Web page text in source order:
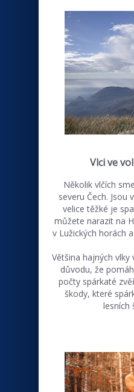
Vlci ve
Několik vlčích
severu Čech. Jsou
velice těžké je
můžete narazit na
v Lužických horách
Většina hajných
důvodu, že
počty spárkaté
škody, které
lesních